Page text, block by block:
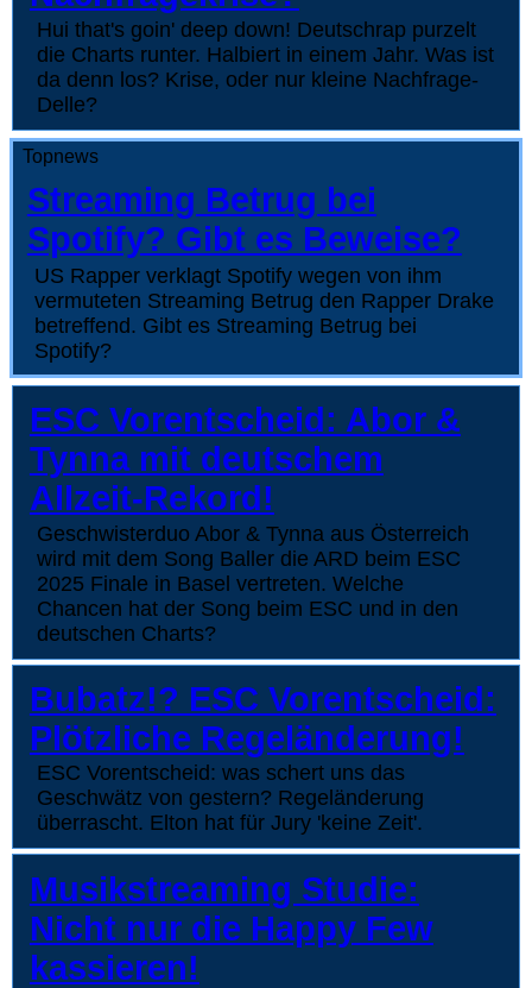
Hui that's goin' deep down! Deutschrap purzelt
die Charts runter. Halbiert in einem Jahr. Was ist
da denn los? Krise, oder nur kleine Nachfrage-
Delle?
Topnews
Streaming Betrug bei
Spotify? Gibt es Beweise?
US Rapper verklagt Spotify wegen von ihm
vermuteten Streaming Betrug den Rapper Drake
betreffend. Gibt es Streaming Betrug bei
Spotify?
ESC Vorentscheid: Abor &
Tynna mit deutschem
Allzeit-Rekord!
Geschwisterduo Abor & Tynna aus Österreich
wird mit dem Song Baller die ARD beim ESC
2025 Finale in Basel vertreten. Welche
Chancen hat der Song beim ESC und in den
deutschen Charts?
Bubatz!? ESC Vorentscheid:
Plötzliche Regeländerung!
ESC Vorentscheid: was schert uns das
Geschwätz von gestern? Regeländerung
überrascht. Elton hat für Jury 'keine Zeit'.
Musikstreaming Studie:
Nicht nur die Happy Few
kassieren!